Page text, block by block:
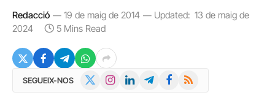
Redacció 19 de maig de 2014 Updated: 13 de maig de
2024
5 Mins Read
SEGUEIX-NOS InstagramLinkedInTelegramFacebook
RSS